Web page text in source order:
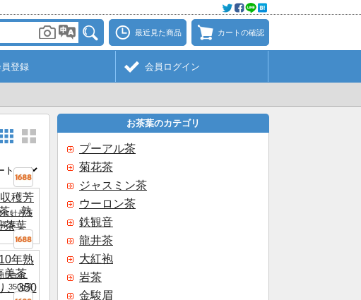
最近見た商品 カートの確認
登録 会員ログイン
牡丹王
葉
白茶、
350g茶
お茶葉のカテゴリ
プーアル茶
菊花茶
ジャスミン茶
ウーロン茶
鉄観音
龍井茶
大紅袍
岩茶
金駿眉